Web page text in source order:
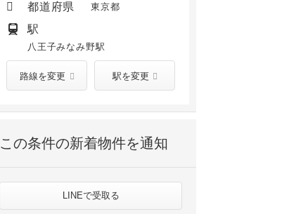
都道府県 東京都
駅
八王子みなみ野駅
路線を変更 駅を変更
この条件の新着物件を通知
LINEで受取る